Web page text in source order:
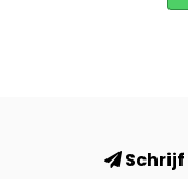
Schrijf